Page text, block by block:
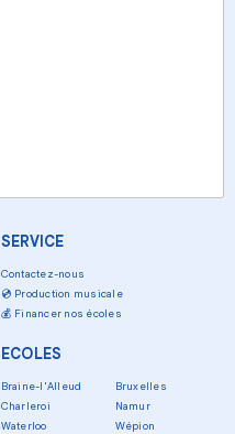
SERVICE
Contactez-nous
💿 Production musicale
💰 Financer nos écoles
ECOLES
Braine-l'Alleud
Bruxelles
Charleroi
Namur
Waterloo
Wépion